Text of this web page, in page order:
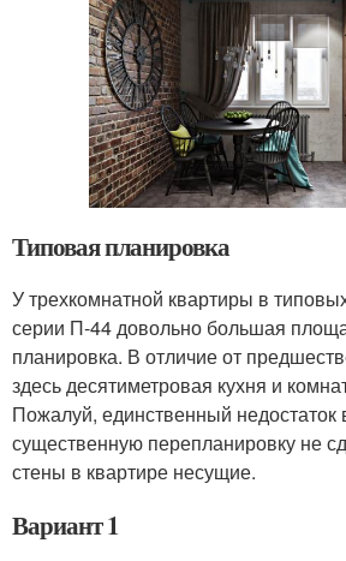
Типовая планировка
У трехкомнатной квартиры в
серии П-44 довольно большая
планировка. В отличие от
здесь десятиметровая кухня и
Пожалуй, единственный недостаток
существенную перепланировку не
стены в квартире несущие.
Вариант 1